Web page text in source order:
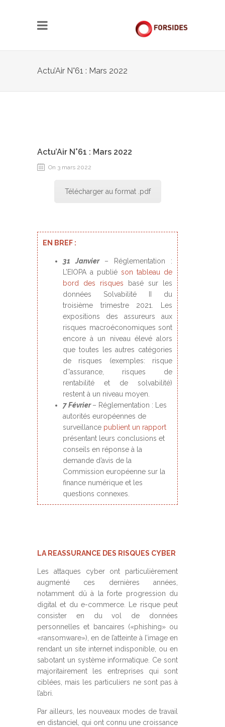
Actu’Air N°61 : Mars 2022
Actu’Air N°61 : Mars 2022
On 3 mars 2022
Télécharger au format .pdf
EN BREF :
31 Janvier – Réglementation :
L’EIOPA a publié son tableau de
bord des risques basé sur les
données Solvabilité II du
troisième trimestre 2021. Les
expositions des assureurs aux
risques macroéconomiques sont
encore à un niveau élevé alors
que toutes les autres catégories
de risques (exemples: risque
d’’assurance, risques de
rentabilité et de solvabilité)
restent à un niveau moyen.
7 Février– Réglementation : Les
autorités européennes de
surveillance publient un rapport
présentant leurs conclusions et
conseils en réponse à la
demande d’avis de la
Commission européenne sur la
finance numérique et les
questions connexes.
LA REASSURANCE DES RISQUES CYBER
Les attaques cyber ont particulièrement
augmenté ces dernières années,
notamment dû à la forte progression du
digital et du e-commerce. Le risque peut
consister en du vol de données
personnelles et bancaires («phishing» ou
«ransomware»), en de l’atteinte à l’image en
rendant un site internet indisponible, ou en
sabotant un système informatique. Ce sont
majoritairement les entreprises qui sont
ciblées, mais les particuliers ne sont pas à
l’abri.
Par ailleurs, les nouveaux modes de travail
en distanciel, qui ont connu une croissance